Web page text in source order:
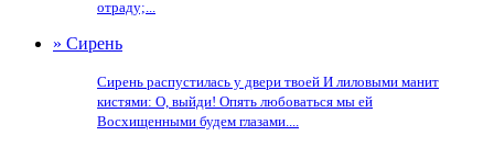
отраду;...
» Сирень
Сирень распустилась у двери твоей И лиловыми манит
кистями: О, выйди! Опять любоваться мы ей
Восхищенными будем глазами....